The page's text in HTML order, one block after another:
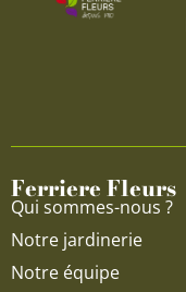
Ferriere Fleurs
Qui sommes-nous ?
Notre jardinerie
Notre équipe